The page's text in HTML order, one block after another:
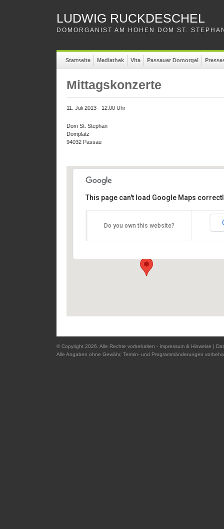
LUDWIG RUCKDESCHEL
DOMORGANIST AM HOHEN DOM ST.
Startseite Mediathek Vita Passauer Domorgel
Mittagskonzerte
11. Juli 2013 - 12:00 Uhr
Dom St. Stephan
Domplatz
94032 Passau
Dom St. Stephan
This page can't load Google Maps
Do you own this website?
© Copyright 2026. Alle Rechte vorbehalten - Impressum & Hinweise |
Alle Angaben ohne Gewähr, Termin- und Programmänderungen